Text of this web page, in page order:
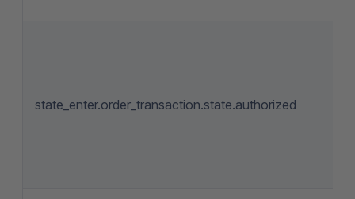
state_enter.order_transaction.state.authorized